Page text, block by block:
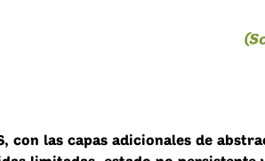
con las capas adicionales de